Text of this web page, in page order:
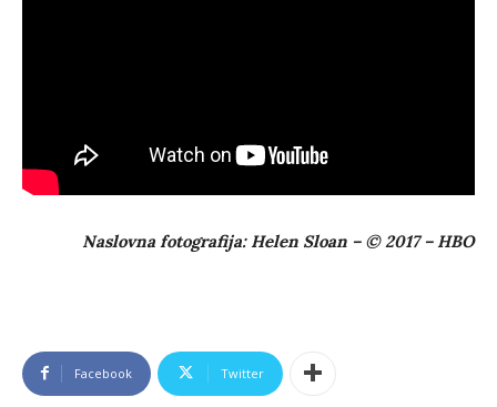
Naslovna fotografija: Helen Sloan – © 2017 – HBO
Facebook Twitter